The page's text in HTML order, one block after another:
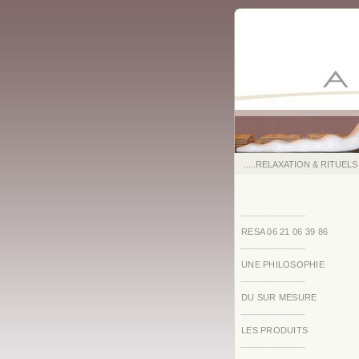
.....RELAXATION & RITUELS
RESA 06 21 06 39 86
UNE PHILOSOPHIE
DU SUR MESURE
LES PRODUITS